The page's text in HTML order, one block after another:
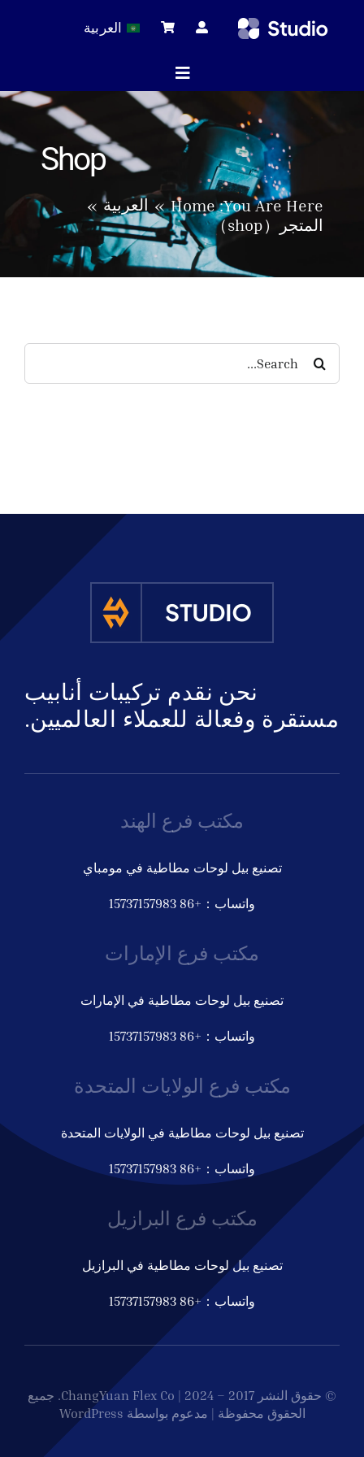
العربية
Toggle
Navigation
الرئيسية
التقنية
Shop
You Are Here:
Home
العربية
المتجر（shop）
Search
for:
نحن نقدم تركيبات أنابيب
مستقرة وفعالة للعملاء العالميين.
مكتب فرع الهند
تصنيع بيل لوحات مطاطية في مومباي
واتساب：+86 15737157983
مكتب فرع الإمارات
تصنيع بيل لوحات مطاطية في الإمارات
واتساب：+86 15737157983
مكتب فرع الولايات المتحدة
تصنيع بيل لوحات مطاطية في الولايات المتحدة
واتساب：+86 15737157983
مكتب فرع البرازيل
تصنيع بيل لوحات مطاطية في البرازيل
واتساب：+86 15737157983
© حقوق النشر 2017 – 2024 | ChangYuan Flex Co. جميع
الحقوق محفوظة | مدعوم بواسطة WordPress